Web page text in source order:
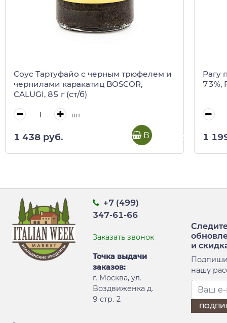
Соус Тартуфайо с черным трюфелем и
чернилами каракатиц BOSCOR,
CALUGI, 85 г (ст/б)
шт
1 438 руб. В корзину
Рагу
73%,
1
+7 (499)
347-61-66
Заказать звонок
Точка выдачи
заказов:
г. Москва, ул.
Воздвиженка д.
9 стр. 2
и
нашу